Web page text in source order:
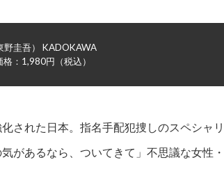
野圭吾）
KADOKAWA
： 1,980円（税込）
された日本。指名手配犯捜しのスペシャ
があるなら、ついてきて」不思議な女性